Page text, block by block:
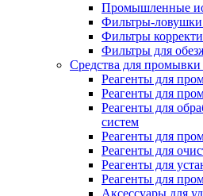
Промышленные
Фильтры-ловушки
Фильтры
Фильтры для
Средства для
Реагенты для
Реагенты для
Реагенты для
систем
Реагенты для
Реагенты для
Реагенты для
Реагенты для
Аксессуары для